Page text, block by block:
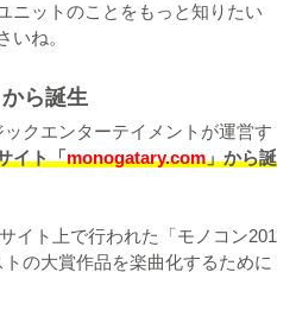
ニットのことをもっと知りたい
いね。
ら誕生
クエンターテイメントが運営す
イト「monogatary.com」から誕
イト上で行われた「モノコン201
の大賞作品を楽曲化するために